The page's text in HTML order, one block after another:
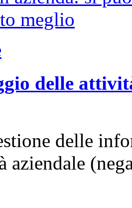
delle
delle
aziendale